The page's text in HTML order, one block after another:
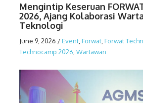
Mengintip Keseruan
2026, Ajang Kolaborasi
Teknologi
June 9, 2026 /Event Forwat Forwat
Technocamp 2026 Wartawan